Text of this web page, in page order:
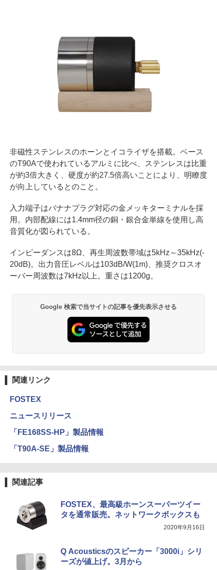
非磁性ステンレスのホーンとイコライザを搭載。ベース
のT90Aで使われているアルミに比べ、ステンレスは比重
が約3倍大きく、硬度が約27.5倍高いことにより、明瞭度
が向上しているとのこと。
入力端子はバナナプラグ対応の金メッキターミナルを採
用。内部配線には1.4mm径の銅・銀合金単線を使用し高
音質化が図られている。
インピーダンスは8Ω、再生周波数帯域は5kHz～35kHz(-
20dB)。出力音圧レベルは103dB/W(1m)、推奨クロスオ
ーバー周波数は7kHz以上。重さは1200g。
Google 検索で当サイトの記事を優先表示させる
関連リンク
FOSTEX
ニュースリリース
「FE168SS-HP」製品情報
「T90A-SE」製品情報
関連記事
FOSTEX、最高級ホーンスーパーツイー
タを通常販売。ネットワークボックスも
2020年9月16日
Q Acousticsのスピーカー「3000i」シリ
ーズが値上げ。3月から